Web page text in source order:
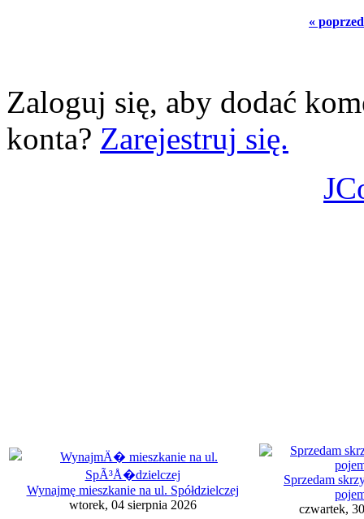
«
Zaloguj się, aby dodać
konta? Zarejestruj się.
Wynajmę mieszkanie na ul. Spółdzielczej
wtorek, 04 sierpnia 2026
Sprzedam
czwartek,